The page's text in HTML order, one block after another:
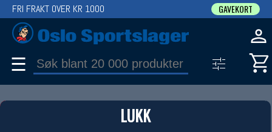
LUKK
FRI FRAKT OVER KR 1000 GAVEKORT
☰
PRODUKT
Produkter (1)